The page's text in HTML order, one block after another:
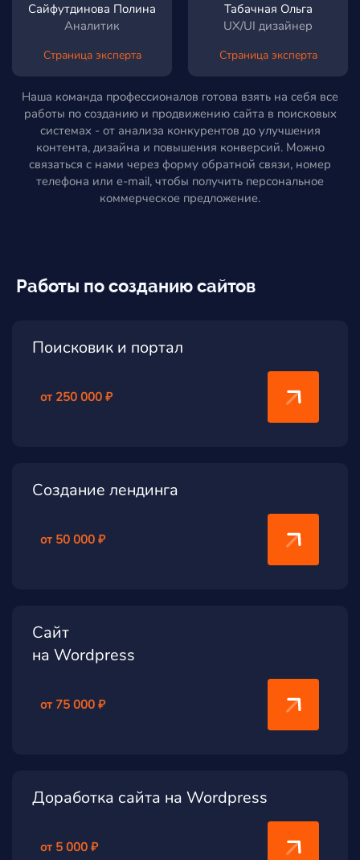
Сайфутдинова Полина
Аналитик
Страница эксперта
Табачная Ольга
UX/UI дизайнер
Страница эксперта
Наша команда профессионалов готова взять на себя все
работы по созданию и продвижению сайта в поисковых
системах - от анализа конкурентов до улучшения
контента, дизайна и повышения конверсий. Можно
связаться с нами через форму обратной связи, номер
телефона или e-mail, чтобы получить персональное
коммерческое предложение.
Работы по созданию сайтов
Поисковик и портал
от 250 000 ₽
Создание лендинга
от 50 000 ₽
Сайт
на Wordpress
от 75 000 ₽
Доработка сайта на Wordpress
от 5 000 ₽